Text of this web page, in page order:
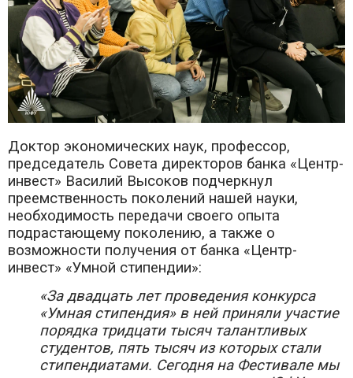
Доктор экономических наук, профессор,
председатель Совета директоров банка «Центр-
инвест» Василий Высоков подчеркнул
преемственность поколений нашей науки,
необходимость передачи своего опыта
подрастающему поколению, а также о
возможности получения от банка «Центр-
инвест» «Умной стипендии»:
«За двадцать лет проведения конкурса
«Умная стипендия» в ней приняли участие
порядка тридцати тысяч талантливых
студентов, пять тысяч из которых стали
стипендиатами. Сегодня на Фестивале мы